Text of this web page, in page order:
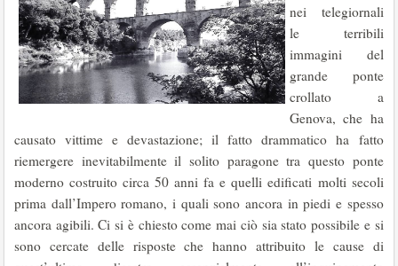
nei telegiornali
le terribili
immagini del
grande ponte
crollato a
Genova, che ha
causato vittime e devastazione; il fatto drammatico ha fatto
riemergere inevitabilmente il solito paragone tra questo ponte
moderno costruito circa 50 anni fa e quelli edificati molti secoli
prima dall’Impero romano, i quali sono ancora in piedi e spesso
ancora agibili. Ci si è chiesto come mai ciò sia stato possibile e si
sono cercate delle risposte che hanno attribuito le cause di